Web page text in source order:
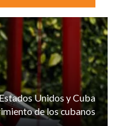
Unidos y Cuba
de los cubanos